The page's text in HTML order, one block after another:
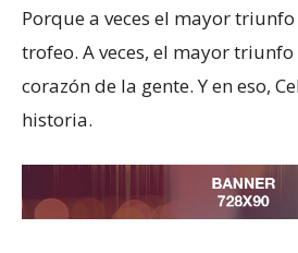
Porque a veces el mayor
trofeo. A veces, el mayor triunfo
corazón de la gente. Y en eso,
historia.